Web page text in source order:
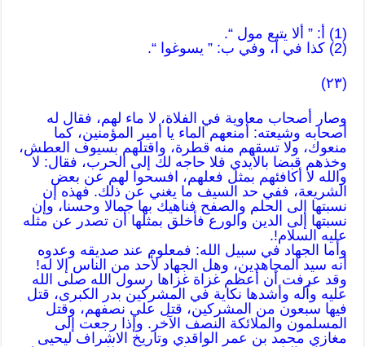
(1) أ: ” ألا يتبع مول “.
(2) كذا في أ، وفي ب: ” يسوغوا “.
(٢٣)
وصار أصحاب معاوية في الفلاة، لا ماء لهم، فقال له
أصحابه وشيعته: أمنعهم الماء يا أمير المؤمنين، كما
منعوك، ولا تسقهم منه قطرة، واقتلهم بسيوف العطش،
وخذهم قبضا بالأيدي فلا حاجه لك إلى الحرب، فقال: لا
والله لا أكافئهم بمثل فعلهم، افسحوا لهم عن بعض
الشريعة، ففي حد السيف ما يغني عن ذلك. فهذه إن
نسبتها إلى الحلم والصفح فناهيك بها جمالا وحسنا، وإن
نسبتها إلى الدين والورع فأخلق بمثلها أن تصدر عن مثله
عليه السلام!.
وأما الجهاد في سبيل الله: فمعلوم عند صديقه وعدوه
أنه سيد المجاهدين، وهل الجهاد لأحد من الناس إلا له!
وقد عرفت أن أعظم غزاة غزاها رسول الله صلى الله
عليه وآله وأشدها نكاية في المشركين بدر الكبرى، قتل
فيها سبعون من المشركين، قتل علي نصفهم، وقتل
المسلمون والملائكة النصف الآخر. وإذا رجعت إلى
مغازي محمد بن عمر الواقدي وتاريخ الاشراف ليحيى